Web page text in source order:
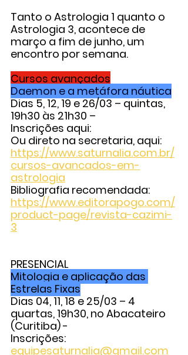
Tanto o Astrologia 1 quanto o
Astrologia 3, acontece de
março a fim de junho, um
encontro por semana.
Cursos avançados
Daemon e a metáfora náutica
Dias 5, 12, 19 e 26/03 – quintas,
19h30 às 21h30 –
Inscrições aqui:
Ou direto na secretaria, aqui:
https://www.saturnalia.com.br/
cursos-avancados-em-
astrologia
Bibliografia recomendada:
https://www.editorapogo.com/
product-page/revista-cazimi-
3
PRESENCIAL
Mitologia e aplicação das
Estrelas Fixas
Dias 04, 11, 18 e 25/03 – 4
quartas, 19h30, no Abacateiro
(Curitiba) -
Inscrições:
equipesaturnalia@gmail.com